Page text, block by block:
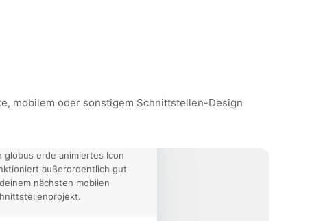
mobilem oder sonstigem Schnittstellen-Design
globus erde animiertes Icon
außerordentlich gut
nächsten mobilen